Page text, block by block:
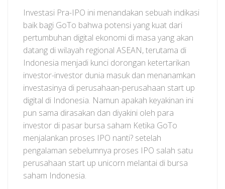
Investasi Pra-IPO ini menandakan sebuah indikasi
baik bagi GoTo bahwa potensi yang kuat dari
pertumbuhan digital ekonomi di masa yang akan
datang di wilayah regional ASEAN, terutama di
Indonesia menjadi kunci dorongan ketertarikan
investor-investor dunia masuk dan menanamkan
investasinya di perusahaan-perusahaan start up
digital di Indonesia. Namun apakah keyakinan ini
pun sama dirasakan dan diyakini oleh para
investor di pasar bursa saham Ketika GoTo
menjalankan proses IPO nanti? setelah
pengalaman sebelumnya proses IPO salah satu
perusahaan start up unicorn melantai di bursa
saham Indonesia.